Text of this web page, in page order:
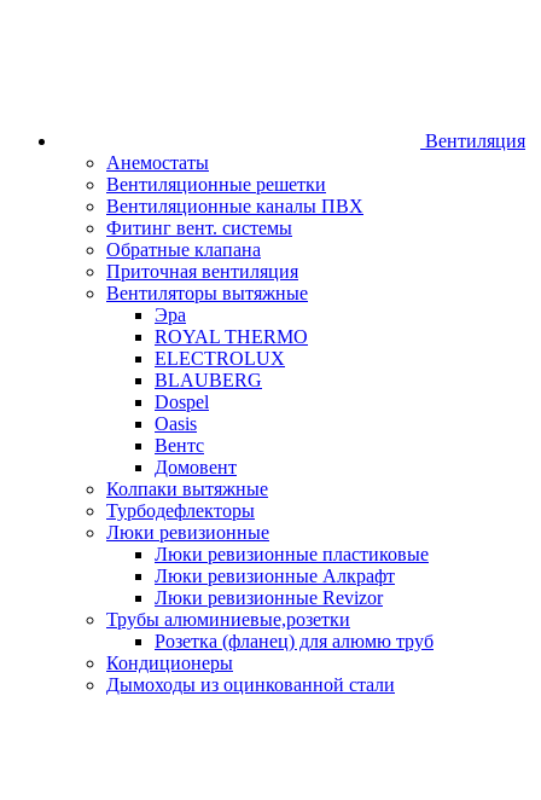
Вентиляция
Анемостаты
Вентиляционные решетки
Вентиляционные каналы ПВХ
Фитинг вент. системы
Обратные клапана
Приточная вентиляция
Вентиляторы вытяжные
Эра
ROYAL THERMO
ELECTROLUX
BLAUBERG
Dospel
Oasis
Вентс
Домовент
Колпаки вытяжные
Турбодефлекторы
Люки ревизионные
Люки ревизионные пластиковые
Люки ревизионные Алкрафт
Люки ревизионные Revizor
Трубы алюминиевые,розетки
Розетка (фланец) для алюмю труб
Кондиционеры
Дымоходы из оцинкованной стали